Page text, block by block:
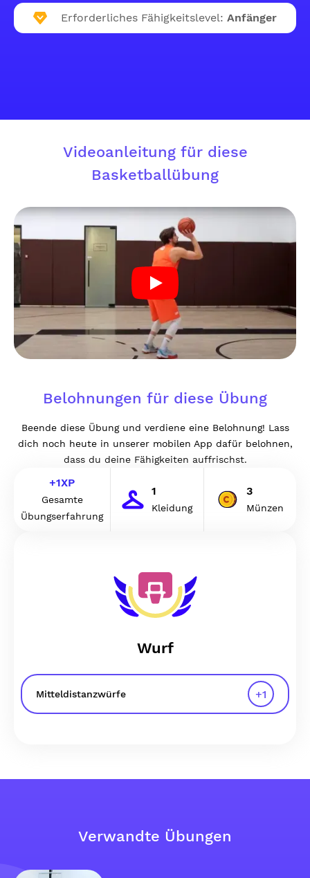
Erforderliches Fähigkeitslevel: Anfänger
Videoanleitung für diese
Basketballübung
Belohnungen für diese Übung
Beende diese Übung und verdiene eine Belohnung! Lass
dich noch heute in unserer mobilen App dafür belohnen,
dass du deine Fähigkeiten auffrischst.
+1XP
Gesamte
Übungserfahrung
1
Kleidung
3
Münzen
Wurf
Mitteldistanzwürfe +1
Verwandte Übungen